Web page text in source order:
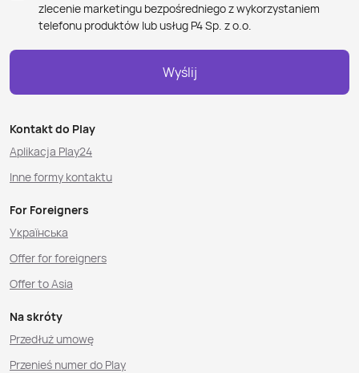
zlecenie marketingu bezpośredniego z wykorzystaniem
telefonu produktów lub usług P4 Sp. z o.o.
Wyślij
Kontakt do Play
Aplikacja Play24
Inne formy kontaktu
For Foreigners
Українська
Offer for foreigners
Offer to Asia
Na skróty
Przedłuż umowę
Przenieś numer do Play